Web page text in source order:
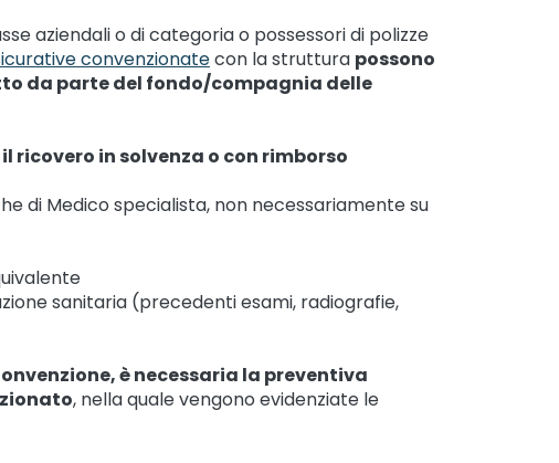
aziendali o di categoria o possessori di polizze
convenzionatecon la struttura possono
da parte del fondo/compagnia delle
ricovero in solvenza o con rimborso
di Medico specialista, non necessariamente su
sanitaria (precedenti esami, radiografie,
è necessaria la preventiva
, nella quale vengono evidenziate le